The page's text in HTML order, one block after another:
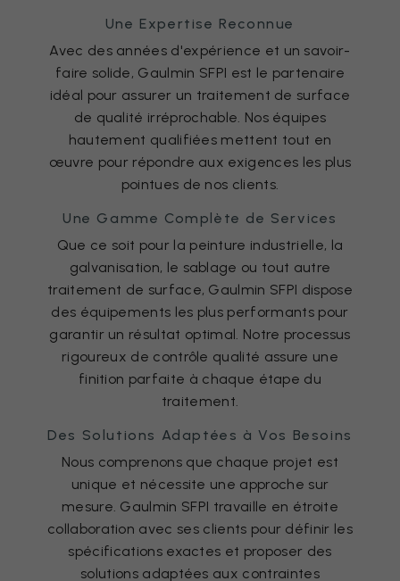
Une Expertise Reconnue
Avec des années d'expérience et un savoir-
faire solide, Gaulmin SFPI est le partenaire
idéal pour assurer un traitement de surface
de qualité irréprochable. Nos équipes
hautement qualifiées mettent tout en
œuvre pour répondre aux exigences les plus
pointues de nos clients.
Une Gamme Complète de Services
Que ce soit pour la peinture industrielle, la
galvanisation, le sablage ou tout autre
traitement de surface, Gaulmin SFPI dispose
des équipements les plus performants pour
garantir un résultat optimal. Notre processus
rigoureux de contrôle qualité assure une
finition parfaite à chaque étape du
traitement.
Des Solutions Adaptées à Vos Besoins
Nous comprenons que chaque projet est
unique et nécessite une approche sur
mesure. Gaulmin SFPI travaille en étroite
collaboration avec ses clients pour définir les
spécifications exactes et proposer des
solutions adaptées aux contraintes